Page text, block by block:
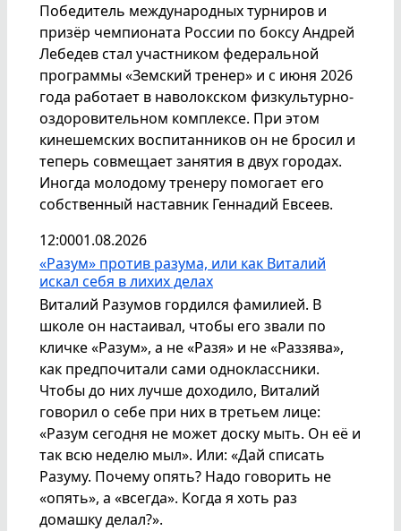
Победитель международных турниров и
призёр чемпионата России по боксу Андрей
Лебедев стал участником федеральной
программы «Земский тренер» и с июня 2026
года работает в наволокском физкультурно-
оздоровительном комплексе. При этом
кинешемских воспитанников он не бросил и
теперь совмещает занятия в двух городах.
Иногда молодому тренеру помогает его
собственный наставник Геннадий Евсеев.
12:0001.08.2026
«Разум» против разума, или как Виталий
искал себя в лихих делах
Виталий Разумов гордился фамилией. В
школе он настаивал, чтобы его звали по
кличке «Разум», а не «Разя» и не «Раззява»,
как предпочитали сами одноклассники.
Чтобы до них лучше доходило, Виталий
говорил о себе при них в третьем лице:
«Разум сегодня не может доску мыть. Он её и
так всю неделю мыл». Или: «Дай списать
Разуму. Почему опять? Надо говорить не
«опять», а «всегда». Когда я хоть раз
домашку делал?».